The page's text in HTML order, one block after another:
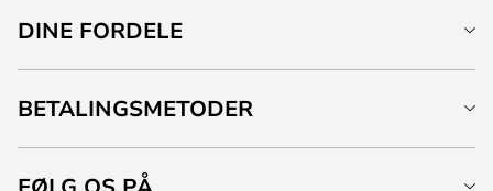
DINE FORDELE
BETALINGSMETODER